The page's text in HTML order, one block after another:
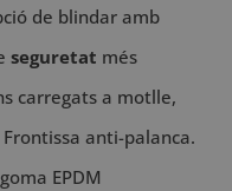
de blindar amb
seguretat més
carregats a motlle,
anti-palanca.
EPDM